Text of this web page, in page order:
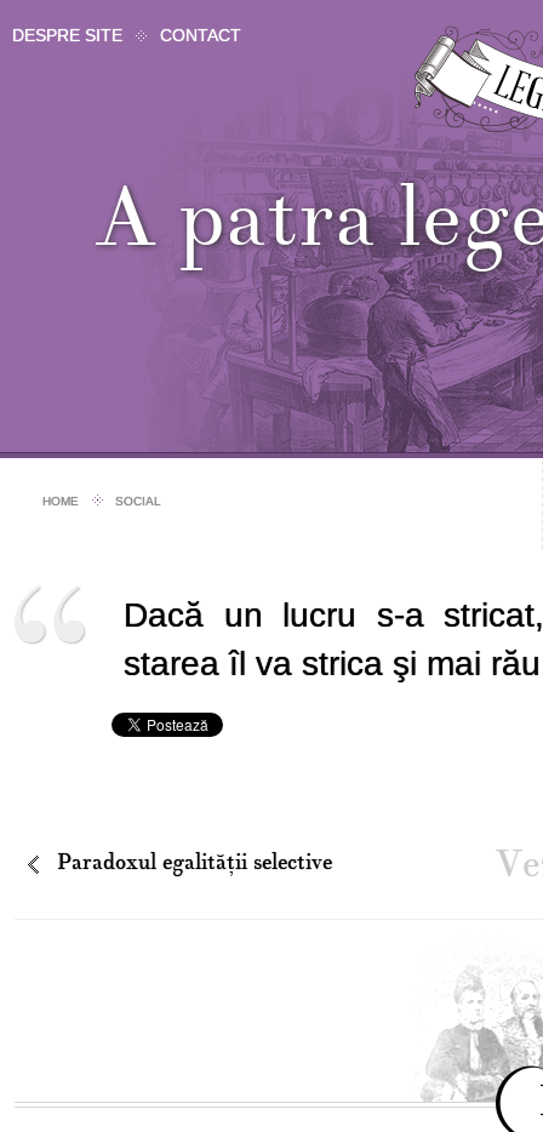
DESPRE SITE CONTACT
A patra
HOME SOCIAL
Dacă un lucru s-a
starea îl va strica şi mai
Paradoxul egalităţii selective